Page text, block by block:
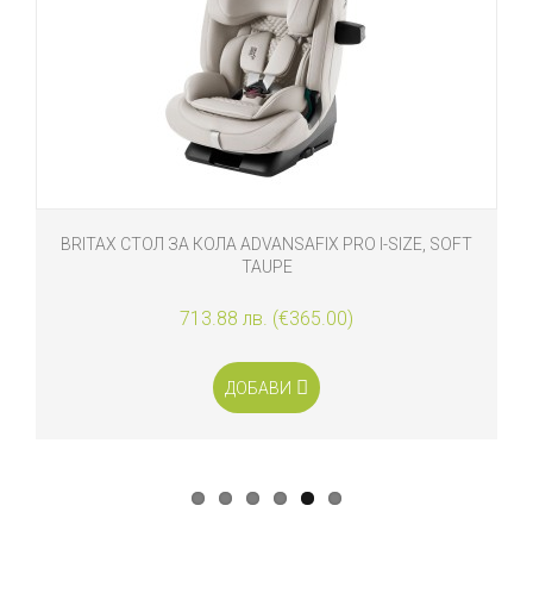
BRITAX СТОЛ ЗА КОЛА ADVANSAFIX PRO I-SIZE, SOFT
TAUPE
713.88 лв. (€365.00)
ДОБАВИ